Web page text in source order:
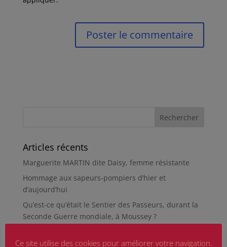
Articles récents
Marguerite MARTIN dite Daisy, femme résistante
Hommage aux sapeurs-pompiers d’hier et
d’aujourd’hui
Qu’est-ce qu’était le Sentier des Passeurs, durant la
Seconde Guerre mondiale, à Moussey ?
musée de Besançon
Ce site utilise des cookies pour améliorer votre navigation.